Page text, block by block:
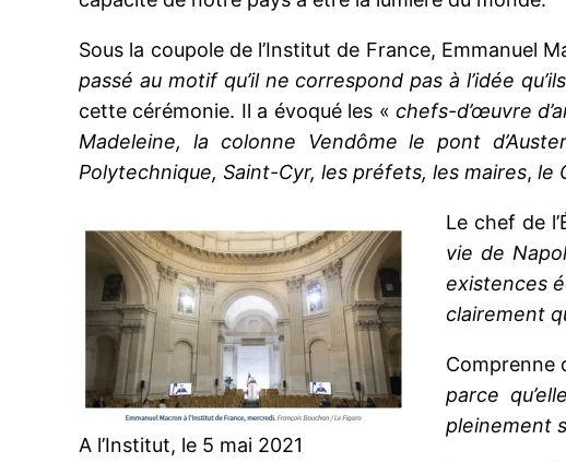
Sous la coupole de l’Institut de France, Emmanuel
passé au motif qu’il ne correspond pas à l’idée
cette cérémonie. Il a évoqué les «chefs-d’œuvre
Madeleine, la colonne Vendôme le pont
Polytechnique, Saint-Cyr, les préfets, les maires, le
A l’Institut, le 5 mai 2021
Le chef de
vie de
existences
clairement
Comprenne
parce
pleinement